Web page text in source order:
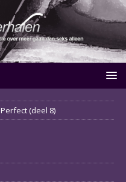
Perfect (deel 8)